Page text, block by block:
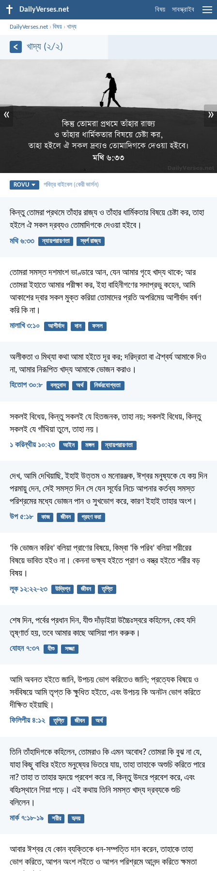
DailyVerses.net বিষয় সাবস্ক্রাইব
DailyVerses.net ›বিষয় ›খাদ্য
খাদ্য (২/২)
« »
ROVU পবিত্র বাইবেল (কেরী ভার্সন)
কিন্তু তোমরা প্রথমে তাঁহার রাজ্য ও তাঁহার ধার্মিকতার বিষয়ে চেষ্টা কর, তাহা
হইলে ঐ সকল দ্রব্যও তোমাদিগকে দেওয়া হইবে।
মথি ৬:৩৩ ন্যায়পরায়ণতা স্বর্গ রাজ্য
তোমরা সমস্ত দশমাংশ ভাণ্ডারে আন, যেন আমার গৃহে খাদ্য থাকে; আর
তোমরা ইহাতে আমার পরীক্ষা কর, ইহা বাহিনীগণের সদাপ্রভু কহেন, আমি
আকাশের দ্বার সকল মুক্ত করিয়া তোমাদের প্রতি অপরিমেয় আশীর্বাদ বর্ষণ
করি কি না।
মালাখি ৩:১০ আশীর্বাদ দান ফসল
অলীকতা ও মিথ্যা কথা আমা হইতে দূর কর; দরিদ্রতা বা ঐশ্বর্য আমাকে দিও
না, আমার নিরূপিত খাদ্য আমাকে ভোজন করাও।
হিতোপ ৩০:৮ বস্তুবাদ অর্থ নির্ভরযোগ্যতা
সকলই বিধেয়, কিন্তু সকলই যে হিতজনক, তাহা নয়; সকলই বিধেয়, কিন্তু
সকলই যে গাঁথিয়া তুলে, তাহা নয়।
১ করিন্থীয় ১০:২৩ আইন মঙ্গল ন্যায়পরায়ণতা
দেখ, আমি দেখিয়াছি, ইহাই উত্তম ও মনোরঞ্জক, ঈশ্বর মনুষ্যকে যে কয় দিন
পরমায়ু দেন, সেই সমস্ত দিন সে যেন সূর্যের নিচে আপনার কর্তব্য সমস্ত
পরিশ্রমের মধ্যে ভোজন পান ও সুখভোগ করে, কারণ ইহাই তাহার অংশ।
উপ ৫:১৮ কাজ জীবন গ্রহণ করা
‘কি ভোজন করিব’ বলিয়া প্রাণের বিষয়ে, কিম্বা ‘কি পরিব’ বলিয়া শরীরের
বিষয়ে ভাবিত হইও না। কেননা ভক্ষ্য হইতে প্রাণ ও বস্ত্র হইতে শরীর বড়
বিষয়।
লূক ১২:২২-২৩ উদ্বিগ্ন জীবন তৃপ্তি
শেষ দিন, পর্বের প্রধান দিন, যীশু দাঁড়াইয়া উচ্চৈঃস্বরে কহিলেন, কেহ যদি
তৃষ্ণার্ত হয়, তবে আমার কাছে আসিয়া পান করুক।
যোহন ৭:৩৭ যীশু সজ্জা
আমি অবনত হইতে জানি, উপচয় ভোগ করিতেও জানি; প্রত্যেক বিষয়ে ও
সর্ববিষয়ে আমি তৃপ্ত কি ক্ষুধিত হইতে, এবং উপচয় কি অনটন ভোগ করিতে
দীক্ষিত হইয়াছি।
ফিলিপীয় ৪:১২ তৃপ্তি জীবন অর্থ
তিনি তাঁহাদিগকে কহিলেন, তোমরাও কি এমন অবোধ? তোমরা কি বুঝ না যে,
যাহা কিছু বাহির হইতে মনুষ্যের ভিতরে যায়, তাহা তাহাকে অশুচি করিতে পারে
না? তাহা ত তাহার হৃদয়ে প্রবেশ করে না, কিন্তু উদরে প্রবেশ করে, এবং
বহিঃস্থানে গিয়া পড়ে। এই কথায় তিনি সমস্ত খাদ্য দ্রব্যকে শুচি
বলিলেন।
মার্ক ৭:১৮-১৯ শরীর হৃদয়
আবার ঈশ্বর যে কোন ব্যক্তিকে ধন-সম্পত্তি দান করেন, তাহাকে তাহা
ভোগ করিতে, আপন অংশ লইতে ও আপন পরিশ্রমে আনন্দ করিতে ক্ষমতা